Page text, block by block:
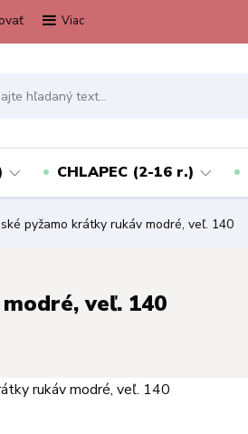
Viac
CHLAPEC (2-16 r.)
pyžamo krátky rukáv modré, veľ. 140
veľ. 140